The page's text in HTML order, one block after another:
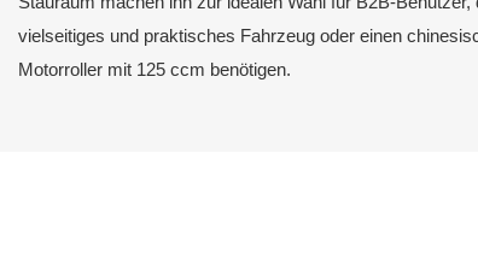
vielseitiges und praktisches Fahrzeug oder einen
Motorroller mit 125 ccm benötigen.